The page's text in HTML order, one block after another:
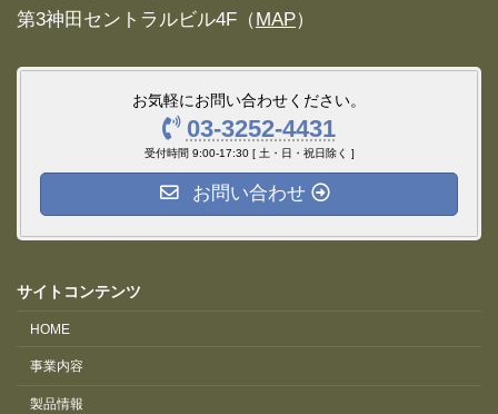
第3神田セントラルビル4F（MAP）
お気軽にお問い合わせください。
03-3252-4431
受付時間 9:00-17:30 [ 土・日・祝日除く ]
お問い合わせ
サイトコンテンツ
HOME
事業内容
製品情報